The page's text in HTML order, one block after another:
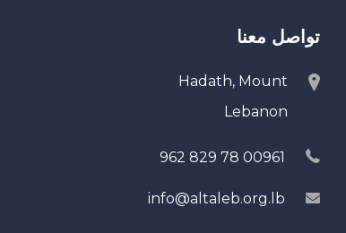
تواصل معنا
Hadath, Mount
Lebanon
00961 78 829 962
info@altaleb.org.lb